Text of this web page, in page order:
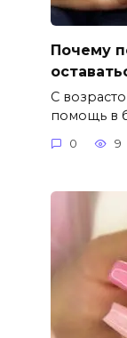
Почему
С
помощь в
0 9